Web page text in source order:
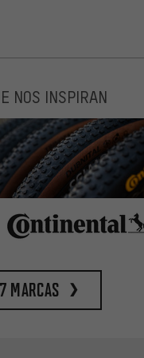
NOS INSPIRAN
marcas